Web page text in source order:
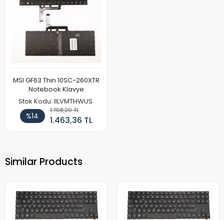
MSI GF63 Thin 10SC-260XTR
Notebook Klavye
Stok Kodu: IILVMTHWUS
%14
1.708,20 TL
1.463,36 TL
Similar Products